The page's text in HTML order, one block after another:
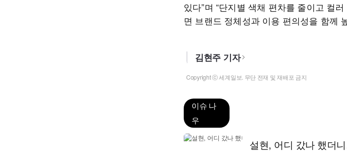
있다”며 “단지별 색채 편차를 줄이고 컬
면 브랜드 정체성과 이용 편의성을 함께
김현주 기자
Copyright ⓒ 세계일보. 무단 전재 및 재배포 금지
이슈 나
우
설현, 어디 갔나 했더